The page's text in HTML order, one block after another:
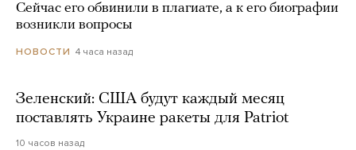
Сейчас его обвинили в плагиате, а к его биографии
возникли вопросы
НОВОСТИ 4 часа назад
Зеленский: США будут каждый месяц
поставлять Украине ракеты для Patriot
10 часов назад